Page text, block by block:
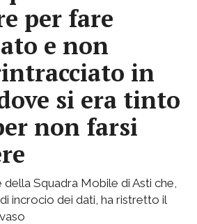
per fare
e non
in
si era tinto
non farsi
Squadra Mobile di Asti che,
incrocio dei dati, ha ristretto il